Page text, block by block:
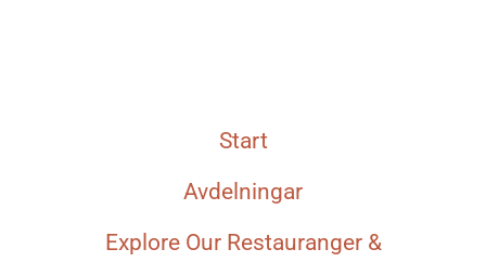
Start
Avdelningar
Explore Our Restauranger &